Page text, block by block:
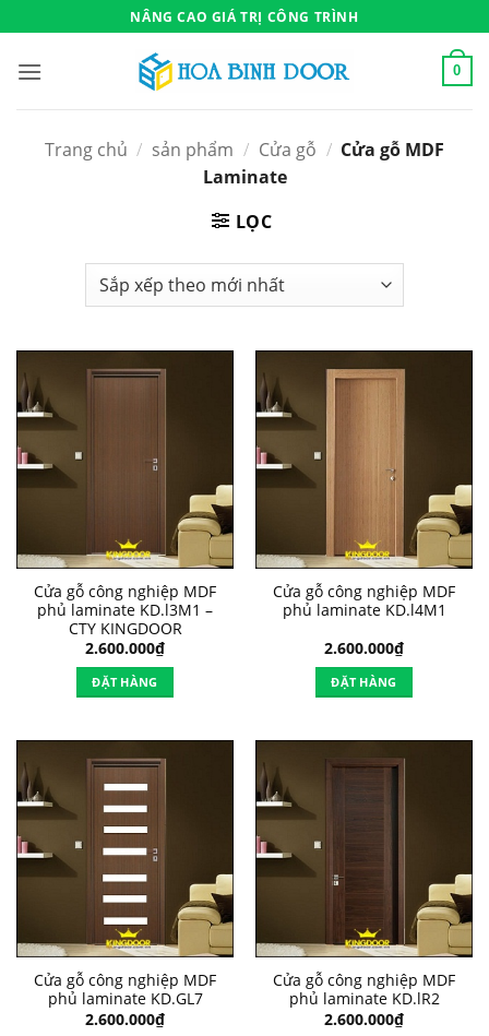
qua
nội
NÂNG CAO GIÁ TRỊ CÔNG TRÌNH
0
Trang chủ / sản phẩm / Cửa gỗ / Cửa gỗ MDF
Laminate
LỌC
Cửa gỗ công nghiệp MDF
phủ laminate KD.l3M1 –
CTY KINGDOOR
2.600.000₫
ĐẶT HÀNG
Cửa gỗ công nghiệp MDF
phủ laminate KD.l4M1
2.600.000₫
ĐẶT HÀNG
Cửa gỗ công nghiệp MDF
phủ laminate KD.GL7
2.600.000₫
Cửa gỗ công nghiệp MDF
phủ laminate KD.lR2
2.600.000₫